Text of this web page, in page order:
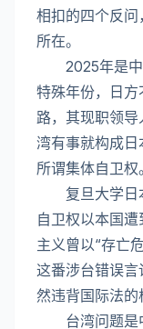
相扣的四个反
所在。
2025年是中
特殊年份，日
路，其现职领
湾有事就构成日
所谓集体自卫权。
复旦大学日
自卫权以本国
主义曾以“存亡
这番涉台错误
然违背国际法的
台湾问题是